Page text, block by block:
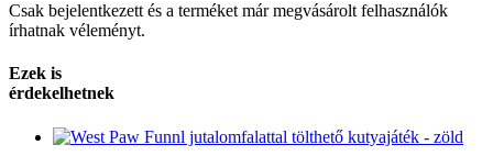
Csak bejelentkezett és a terméket már megvásárolt felhasználók
írhatnak véleményt.
Ezek is
érdekelhetnek